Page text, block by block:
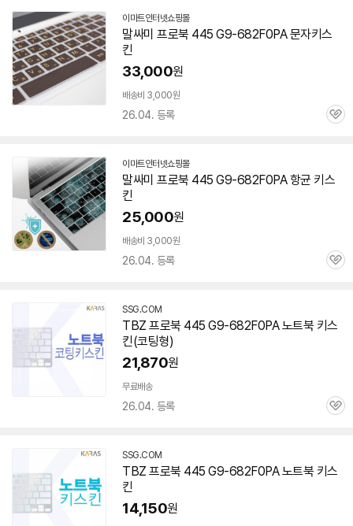
이마트인터넷쇼핑몰
말싸미 프로북 445 G9-682F0PA 문자키스
킨
33,000원
배송비 3,000원
26.04. 등록
관
이마트인터넷쇼핑몰
말싸미 프로북 445 G9-682F0PA 항균 키스
킨
25,000원
배송비 3,000원
26.04. 등록
관
SSG.COM
TBZ 프로북 445 G9-682F0PA 노트북 키스
킨(코팅형)
21,870원
무료배송
26.04. 등록
관
SSG.COM
TBZ 프로북 445 G9-682F0PA 노트북 키스
킨
14,150원